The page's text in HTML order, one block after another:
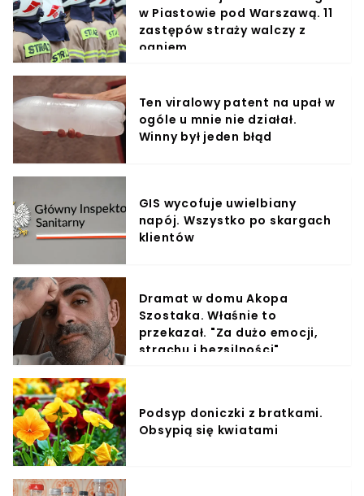
w Piastowie pod Warszawą. 11
zastępów straży walczy z
ogniem
Ten viralowy patent na upał w
ogóle u mnie nie działał.
Winny był jeden błąd
GIS wycofuje uwielbiany
napój. Wszystko po skargach
klientów
Dramat w domu Akopa
Szostaka. Właśnie to
przekazał. "Za dużo emocji,
strachu i bezsilności"
Podsyp doniczki z bratkami.
Obsypią się kwiatami